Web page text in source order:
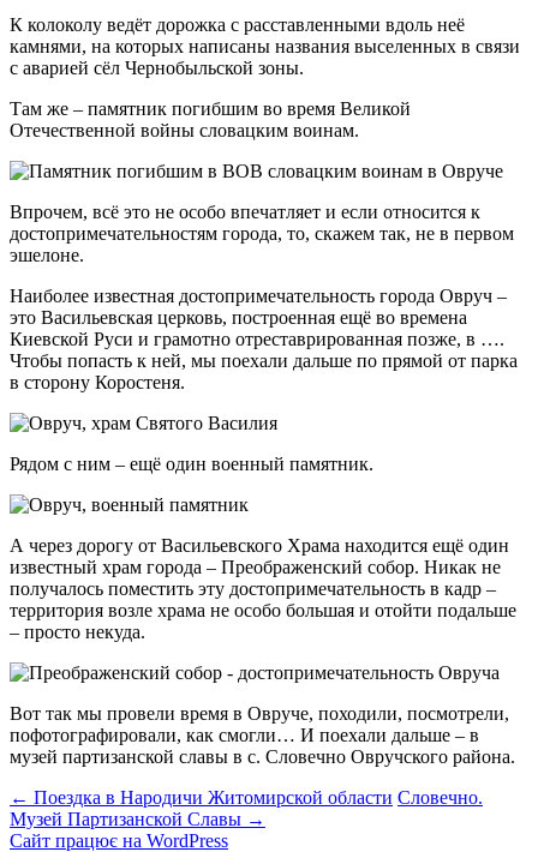
К колоколу ведёт дорожка с расставленными вдоль неё
камнями, на которых написаны названия выселенных в связи
с аварией сёл Чернобыльской зоны.
Там же – памятник погибшим во время Великой
Отечественной войны словацким воинам.
Впрочем, всё это не особо впечатляет и если относится к
достопримечательностям города, то, скажем так, не в первом
эшелоне.
Наиболее известная достопримечательность города Овруч –
это Васильевская церковь, построенная ещё во времена
Киевской Руси и грамотно отреставрированная позже, в ….
Чтобы попасть к ней, мы поехали дальше по прямой от парка
в сторону Коростеня.
Рядом с ним – ещё один военный памятник.
А через дорогу от Васильевского Храма находится ещё один
известный храм города – Преображенский собор. Никак не
получалось поместить эту достопримечательность в кадр –
территория возле храма не особо большая и отойти подальше
– просто некуда.
Вот так мы провели время в Овруче, походили, посмотрели,
пофотографировали, как смогли… И поехали дальше – в
музей партизанской славы в с. Словечно Овручского района.
Навігація
по
← Поездка в Народичи Житомирской области Словечно.
Музей Партизанской Славы →
Сайт працює на WordPress